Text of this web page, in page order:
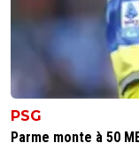
PSG
Parme monte à 50